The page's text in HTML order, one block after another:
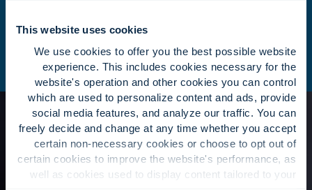
This website uses cookies
We use cookies to offer you the best possible website
experience. This includes cookies necessary for the
website's operation and other cookies you can control
which are used to personalize content and ads, provide
social media features, and analyze our traffic. You can
freely decide and change at any time whether you accept
certain non-necessary cookies or choose to opt out of
certain cookies to improve the website's performance, as
well as cookies used to display content tailored to your